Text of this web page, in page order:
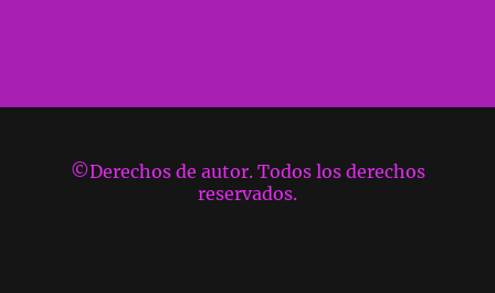
©Derechos de autor. Todos los derechos
reservados.